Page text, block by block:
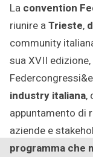
La convention
riunire aTrieste,
community
sua XVII
industry italiana,
appuntamento di
aziende e
programma che